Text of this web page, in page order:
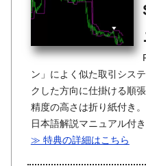
ン」によく似た取引シス
クした方向に仕掛ける順
精度の高さは折り紙付き
日本語解説マニュアル付き
≫ 特典の詳細はこちら